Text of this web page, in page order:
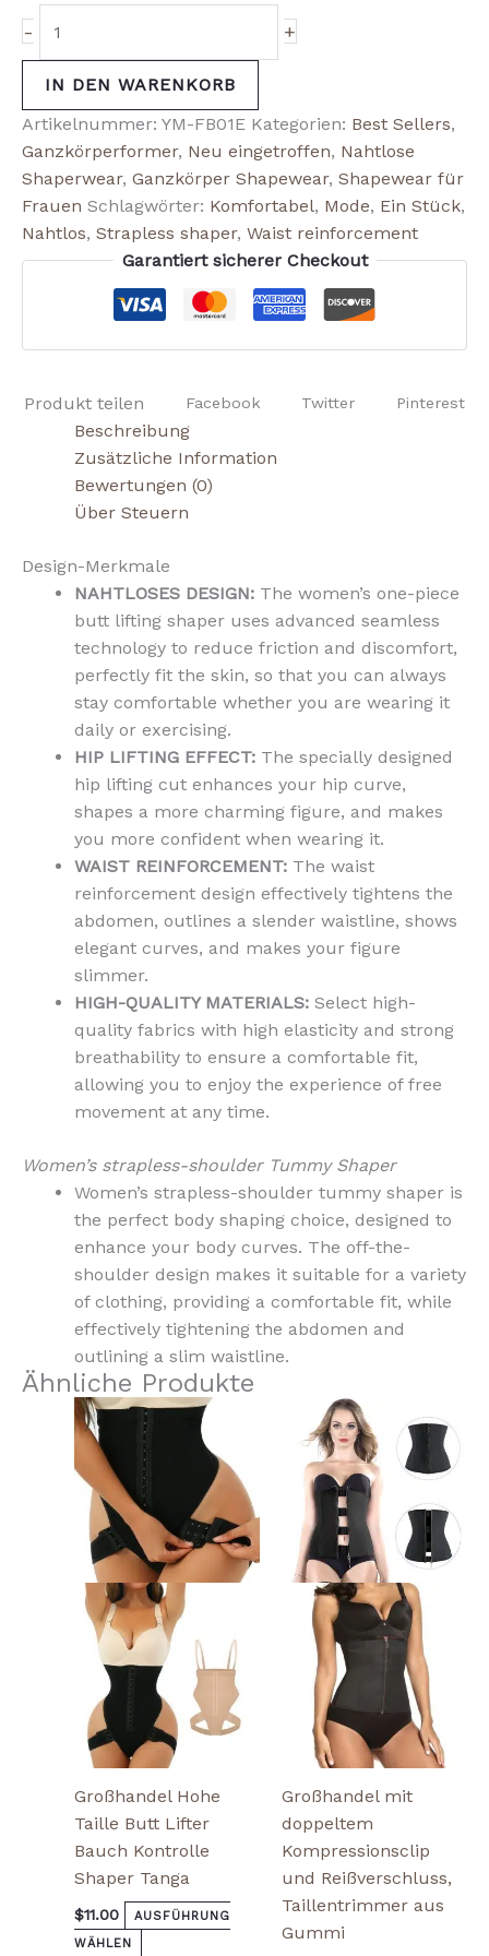
- +
IN DEN WARENKORB
Artikelnummer: YM-FB01E Kategorien: Best Sellers,
Ganzkörperformer, Neu eingetroffen, Nahtlose
Shaperwear, Ganzkörper Shapewear, Shapewear für
Frauen Schlagwörter: Komfortabel, Mode, Ein Stück,
Nahtlos, Strapless shaper, Waist reinforcement
Garantiert sicherer Checkout
Produkt teilen Facebook Twitter Pinterest
Beschreibung
Zusätzliche Information
Bewertungen (0)
Über Steuern
Design-Merkmale
NAHTLOSES DESIGN: The women’s one-piece
butt lifting shaper uses advanced seamless
technology to reduce friction and discomfort,
perfectly fit the skin, so that you can always
stay comfortable whether you are wearing it
daily or exercising.
HIP LIFTING EFFECT: The specially designed
hip lifting cut enhances your hip curve,
shapes a more charming figure, and makes
you more confident when wearing it.
WAIST REINFORCEMENT: The waist
reinforcement design effectively tightens the
abdomen, outlines a slender waistline, shows
elegant curves, and makes your figure
slimmer.
HIGH-QUALITY MATERIALS: Select high-
quality fabrics with high elasticity and strong
breathability to ensure a comfortable fit,
allowing you to enjoy the experience of free
movement at any time.
Women’s strapless-shoulder Tummy Shaper
Women’s strapless-shoulder tummy shaper is
the perfect body shaping choice, designed to
enhance your body curves. The off-the-
shoulder design makes it suitable for a variety
of clothing, providing a comfortable fit, while
effectively tightening the abdomen and
outlining a slim waistline.
Ähnliche Produkte
Großhandel Hohe
Taille Butt Lifter
Bauch Kontrolle
Shaper Tanga
$11.00
AUSFÜHRUNG
WÄHLEN
Dieses
Produkt
weist
mehrere
Varianten
auf.
Die
Optionen
können
auf
der
Produktseite
gewählt
werden
Großhandel mit
doppeltem
Kompressionsclip
und Reißverschluss,
Taillentrimmer aus
Gummi
Dieses
Produkt
weist
mehrere
Varianten
auf.
Die
Optionen
können
Produktseite
gewählt
werden